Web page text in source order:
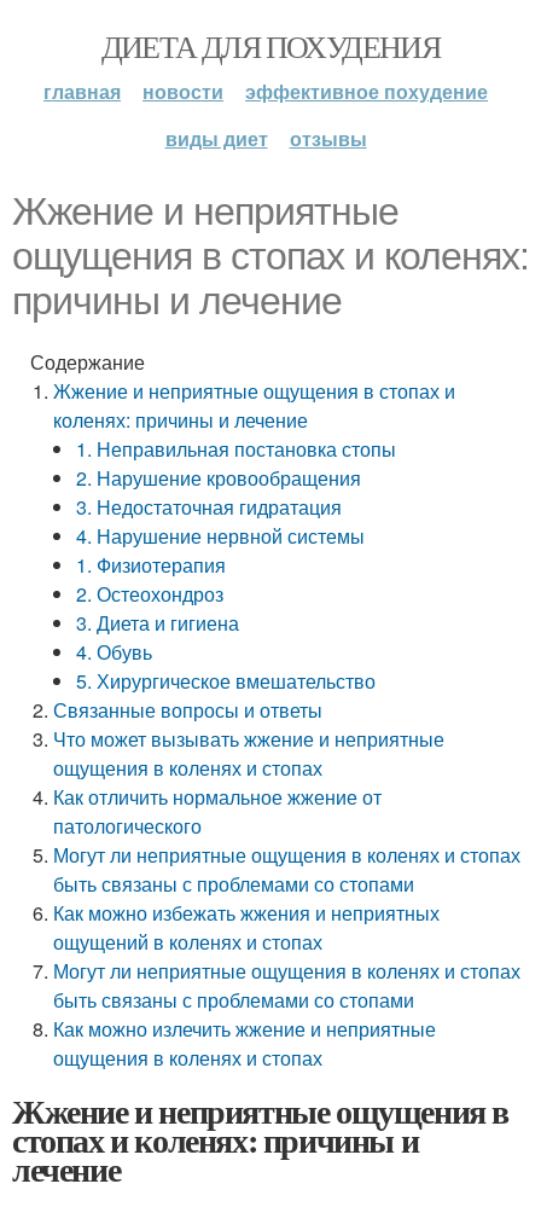
ДИЕТА ДЛЯ ПОХУДЕНИЯ
главная новости
эффективное похудение
виды диет
отзывы
Жжение и неприятные
ощущения в стопах и коленях:
причины и лечение
Содержание
Жжение и неприятные ощущения в стопах и
коленях: причины и лечение
1. Неправильная постановка стопы
2. Нарушение кровообращения
3. Недостаточная гидратация
4. Нарушение нервной системы
1. Физиотерапия
2. Остеохондроз
3. Диета и гигиена
4. Обувь
5. Хирургическое вмешательство
Связанные вопросы и ответы
Что может вызывать жжение и неприятные
ощущения в коленях и стопах
Как отличить нормальное жжение от
патологического
Могут ли неприятные ощущения в коленях и стопах
быть связаны с проблемами со стопами
Как можно избежать жжения и неприятных
ощущений в коленях и стопах
Могут ли неприятные ощущения в коленях и стопах
быть связаны с проблемами со стопами
Как можно излечить жжение и неприятные
ощущения в коленях и стопах
Жжение и неприятные ощущения в
стопах и коленях: причины и
лечение